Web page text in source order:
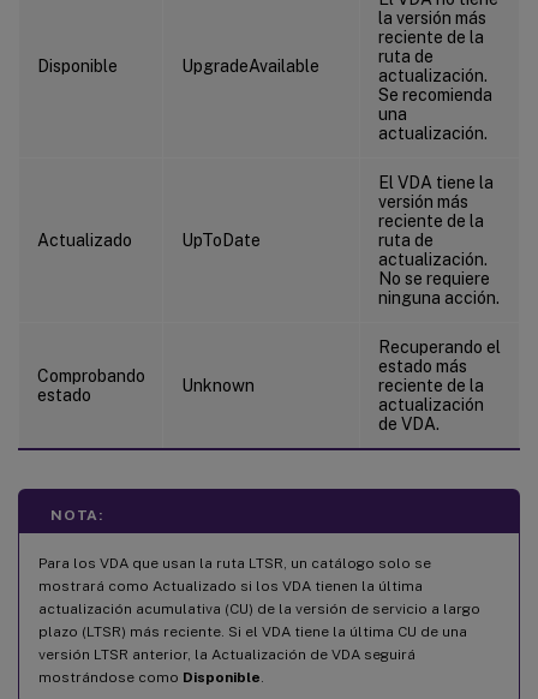
Disponible UpgradeAvailable
la versión más
reciente de la
ruta de
actualización.
Se recomienda
una
actualización.
Actualizado UpToDate
El VDA tiene la
versión más
reciente de la
ruta de
actualización.
No se requiere
ninguna acción.
Comprobando
estado
Unknown
Recuperando el
estado más
reciente de la
actualización
de VDA.
NOTA:
Para los VDA que usan la ruta LTSR, un catálogo solo se
mostrará como Actualizado si los VDA tienen la última
actualización acumulativa (CU) de la versión de servicio a largo
plazo (LTSR) más reciente. Si el VDA tiene la última CU de una
versión LTSR anterior, la Actualización de VDA seguirá
mostrándose como Disponible